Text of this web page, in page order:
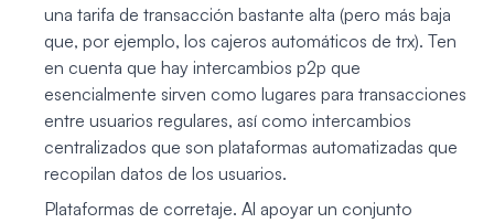
una tarifa de transacción bastante alta (pero más baja
que, por ejemplo, los cajeros automáticos de trx). Ten
en cuenta que hay intercambios p2p que
esencialmente sirven como lugares para transacciones
entre usuarios regulares, así como intercambios
centralizados que son plataformas automatizadas que
recopilan datos de los usuarios.
Plataformas de corretaje. Al apoyar un conjunto